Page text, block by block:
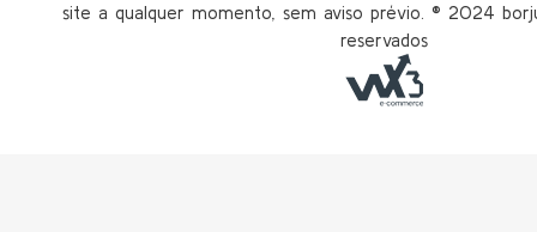
site a qualquer momento, sem aviso prévio. ®️ 2024
reservados